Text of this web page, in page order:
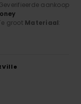
aankoop
groot Materiaal: